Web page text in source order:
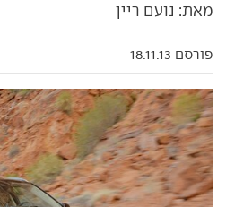
מאת: נועם ריין
פורסם 18.11.13